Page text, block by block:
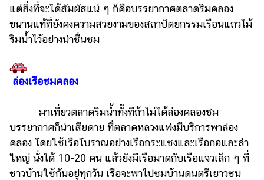
มือ
ถือ
ทอง
ราคา
วา
ไร
ตี้
แต่สิ่งที่จะได้สัมผัสแน่ ๆ ก็คือบรรยากาศตลาดริมคลอง
ขนานแท้ที่ยังคงความสวยงามของสถาปัตยกรรมเรือนแถวไม้
ริมน้ำไว้อย่างน่าชื่นชม
ล่องเรือชมคลอง
มาเที่ยวตลาดริมน้ำทั้งทีถ้าไม่ได้ล่องคลองชม
บรรยากาศก็น่าเสียดาย ที่ตลาดหลวงแพ่งมีบริการพาล่อง
คลอง โดยใช้เรือโบราณอย่างเรือกระแชงและเรือกอและลำ
ใหญ่ นั่งได้ 10-20 คน แล้วยังมีเรือมาดกับเรือแจวเล็ก ๆ ที่
ชาวบ้านใช้กันอยู่ทุกวัน เรือจะพาไปชมบ้านดนตรีเยาวชน